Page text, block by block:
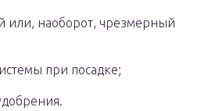
или, наоборот, чрезмерный
при посадке;